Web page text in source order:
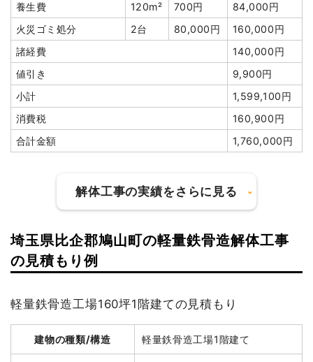
養生費
120m² 700円
84,000円
火災ゴミ処分
2台 80,000円
160,000円
諸経費
140,000円
値引き
9,900円
小計
1,599,100円
消費税
160,900円
合計金額
1,760,000円
解体工事の実績をさらに見る
建物の種類/構造
建物解体費用 102万5,000円
総額 473万円
埼玉県比企郡鳩山町の軽量鉄骨造解体工事
の見積もり例
軽量鉄骨造工場160坪1階建ての見積もり
建物の種類/構造 軽量鉄骨造工場1階建て